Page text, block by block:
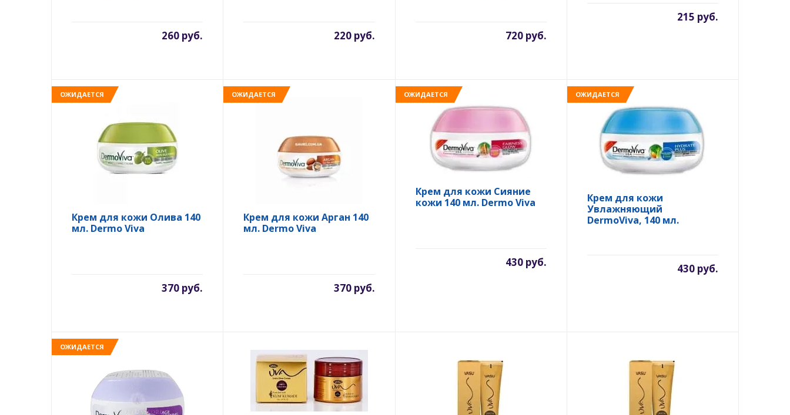
260 руб. 220 руб. 720 руб.
215 руб.
ОЖИДАЕТСЯ
Крем для кожи Олива 140
мл. Dermo Viva
370 руб.
ОЖИДАЕТСЯ
Крем для кожи Арган 140
мл. Dermo Viva
370 руб.
ОЖИДАЕТСЯ
Крем для кожи Сияние
кожи 140 мл. Dermo Viva
430 руб.
ОЖИДАЕТСЯ
Крем для кожи
Увлажняющий
DermoViva, 140 мл.
430 руб.
ОЖИДАЕТСЯ